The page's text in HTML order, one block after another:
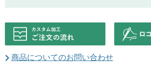
商品についてのお問い合わせ